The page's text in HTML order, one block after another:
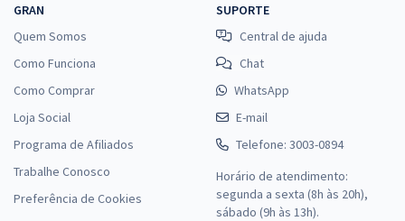
GRAN
Quem Somos
Como Funciona
Como Comprar
Loja Social
Programa de Afiliados
Trabalhe Conosco
Preferência de Cookies
SUPORTE
Central de ajuda
Chat
WhatsApp
E-mail
Telefone: 3003-0894
Horário de atendimento:
segunda a sexta (8h às 20h),
sábado (9h às 13h).